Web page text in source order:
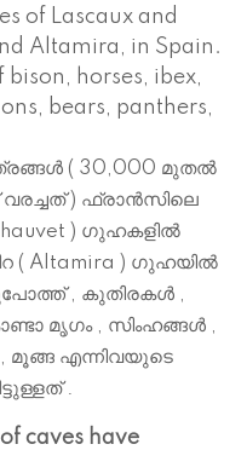
of Lascaux and
Altamira, in Spain.
bison, horses, ibex,
bears, panthers,
( 30,000 മുതൽ
) ഫ്രാൻസിലെ
) ഗുഹകളിൽ
( Altamira ) ഗുഹയിൽ
, കുതിരകൾ ,
മൃഗം , സിംഹങ്ങൾ ,
, മൂങ്ങ എന്നിവയുടെ
.
caves have